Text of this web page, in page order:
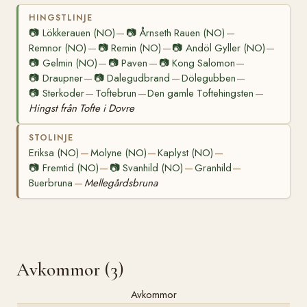
HINGSTLINJE
📷 Lökkerauen (NO)— 📷Årnseth Rauen (NO) —
Remnor (NO) — 📷Remin (NO) —📷 Andöl Gyller (NO)—
📷 Gelmin (NO)— 📷Paven — 📷 Kong Salomon—
📷 Draupner— 📷Dalegudbrand —Dölegubben—
📷 Sterkoder— Toftebrun —Den gamle Toftehingsten —
Hingst från Tofte i Dovre
STOLINJE
Eriksa (NO) —Molyne (NO)—Kaplyst (NO) —
📷 Fremtid (NO)— 📷Svanhild (NO) —Granhild—
Buerbruna —Mellegårdsbruna
Avkommor (3)
Avkommor